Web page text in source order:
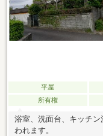
平屋
所有権
浴室、洗面台、キッチ
われます。